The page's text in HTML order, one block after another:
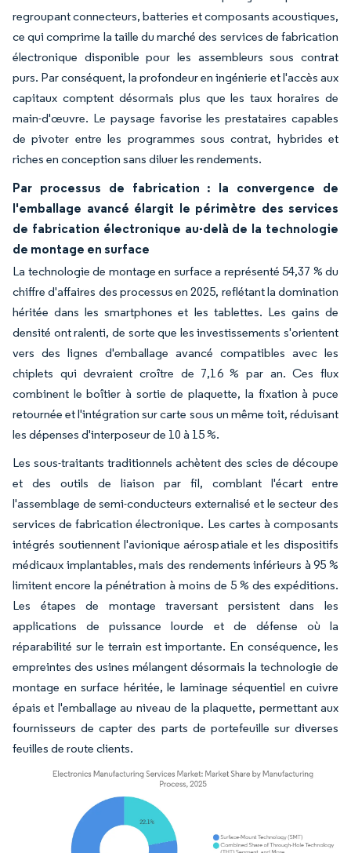
regroupant connecteurs, batteries et composants acoustiques,
ce qui comprime la taille du marché des services de fabrication
électronique disponible pour les assembleurs sous contrat
purs. Par conséquent, la profondeur en ingénierie et l'accès aux
capitaux comptent désormais plus que les taux horaires de
main-d'œuvre. Le paysage favorise les prestataires capables
de pivoter entre les programmes sous contrat, hybrides et
riches en conception sans diluer les rendements.
Par processus de fabrication : la convergence de
l'emballage avancé élargit le périmètre des services
de fabrication électronique au-delà de la technologie
de montage en surface
La technologie de montage en surface a représenté 54,37 % du
chiffre d'affaires des processus en 2025, reflétant la domination
héritée dans les smartphones et les tablettes. Les gains de
densité ont ralenti, de sorte que les investissements s'orientent
vers des lignes d'emballage avancé compatibles avec les
chiplets qui devraient croître de 7,16 % par an. Ces flux
combinent le boîtier à sortie de plaquette, la fixation à puce
retournée et l'intégration sur carte sous un même toit, réduisant
les dépenses d'interposeur de 10 à 15 %.
Les sous-traitants traditionnels achètent des scies de découpe
et des outils de liaison par fil, comblant l'écart entre
l'assemblage de semi-conducteurs externalisé et le secteur des
services de fabrication électronique. Les cartes à composants
intégrés soutiennent l'avionique aérospatiale et les dispositifs
médicaux implantables, mais des rendements inférieurs à 95 %
limitent encore la pénétration à moins de 5 % des expéditions.
Les étapes de montage traversant persistent dans les
applications de puissance lourde et de défense où la
réparabilité sur le terrain est importante. En conséquence, les
empreintes des usines mélangent désormais la technologie de
montage en surface héritée, le laminage séquentiel en cuivre
épais et l'emballage au niveau de la plaquette, permettant aux
fournisseurs de capter des parts de portefeuille sur diverses
feuilles de route clients.